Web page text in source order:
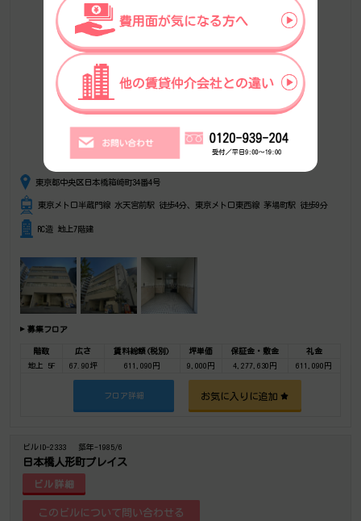
東京都中央区日本橋箱崎町34番4号
東京メトロ半蔵門線 水天宮前駅 徒歩4分、東京メトロ東西線 茅場町駅 徒歩9分
RC造 地上7階建
募集フロア
階数 広さ 賃料総額(税別) 坪単価 保証金・敷金
礼金
地上 5F
67.90坪 611,090円 9,000円 4,277,630円 611,090円
フロア詳細 お気に入りに追加
ビルID-2333 築年-1985/6
日本橋人形町プレイス
ビル詳細